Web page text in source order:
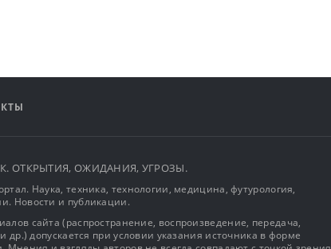
ОТКРЫТИЯ, ОЖИДАНИЯ, УГРОЗЫ.
Наука, техника, технологии, медицина, футурология,
Новости и публикации.
сайта (распространение, воспроизведение, передача,
др.) допускается при условии указания источника в форме